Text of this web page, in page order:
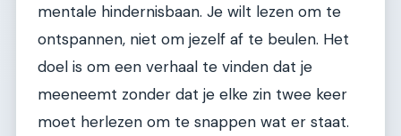
mentale hindernisbaan. Je wilt lezen om te
ontspannen, niet om jezelf af te beulen. Het
doel is om een verhaal te vinden dat je
meeneemt zonder dat je elke zin twee keer
moet herlezen om te snappen wat er staat.